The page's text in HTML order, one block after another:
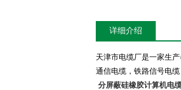
详细介绍
天津市电缆厂是一家生
通信电缆，铁路信号电
分屏蔽硅橡胶计算机电